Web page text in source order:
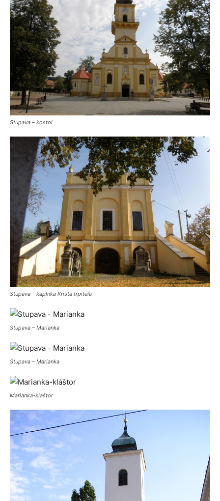
Stupava – kostol
Stupava – kaplnka Krista trpiteľa
Stupava – Marianka
Stupava – Marianka
Marianka-kláštor